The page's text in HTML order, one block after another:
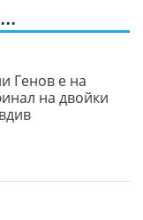
Генов е на
на двойки